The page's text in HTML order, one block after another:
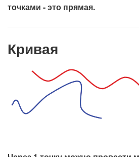
точками - это прямая.
Кривая